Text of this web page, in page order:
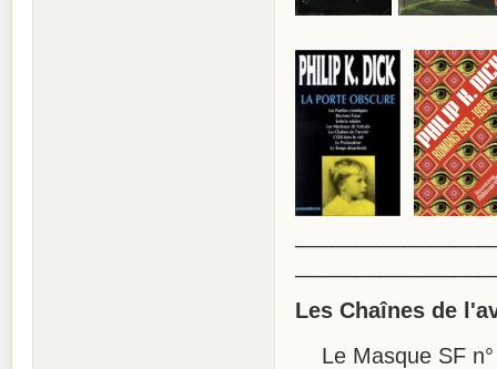
Les Chaînes de
Le Masque SF n°